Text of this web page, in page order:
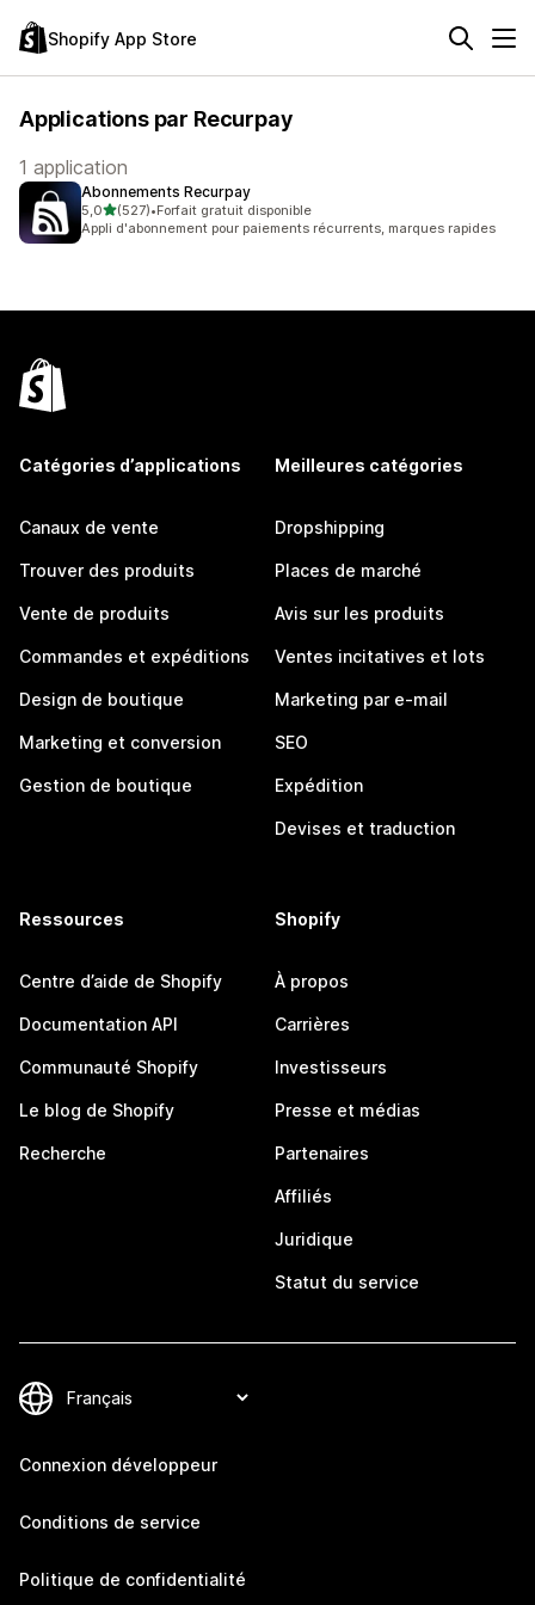
Shopify App Store
Applications par Recurpay
1 application
Abonnements Recurpay
5,0étoile(s) sur 5
(527)
527 avis au total
•Forfait gratuit disponible
Appli d'abonnement pour paiements récurrents, marques rapides
Catégories d’applications
Canaux de vente
Trouver des produits
Vente de produits
Commandes et expéditions
Design de boutique
Marketing et conversion
Gestion de boutique
Meilleures catégories
Dropshipping
Places de marché
Avis sur les produits
Ventes incitatives et lots
Marketing par e-mail
SEO
Expédition
Devises et traduction
Ressources
Centre d’aide de Shopify
Documentation API
Communauté Shopify
Le blog de Shopify
Recherche
Shopify
À propos
Carrières
Investisseurs
Presse et médias
Partenaires
Affiliés
Juridique
Statut du service
Connexion développeur
Conditions de service
Politique de confidentialité